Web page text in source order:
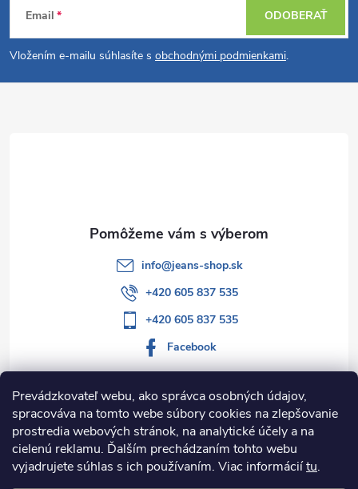
Prevádzkovateľ webu, ako správca osobných údajov,
spracováva na tomto webe súbory cookies na zlepšovanie
prostredia webových stránok, na analytické účely a na
cielenú reklamu. Ďalším prechádzaním tohto webu
vyjadrujete súhlas s ich používaním. Viac informáciítu.
á
p
Email
Vložením e-mailu súhlasíte s obchodnými podmienkami.
ODOBERAŤ
Informácie pre vás
Kategórie
info@jeans-shop.sk
+420 605 837 535
+420 605 837 535
Facebook